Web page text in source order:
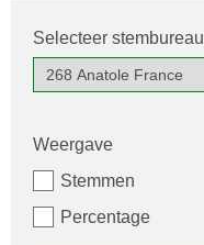
Selecteer stembureau
Weergave
Stemmen
Percentage